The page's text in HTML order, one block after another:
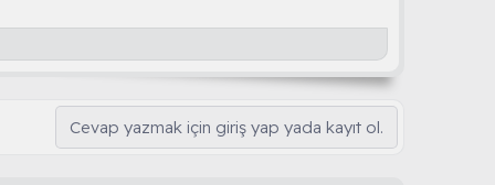
Cevap yazmak için giriş yap yada kayıt ol.